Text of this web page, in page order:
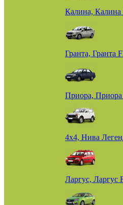
Калина, Калина
Гранта, Гранта
Приора, Приора
4х4, Нива
Ларгус, Ларгус